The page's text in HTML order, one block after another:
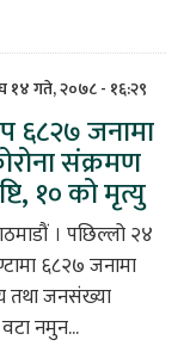
१४ गते, २०७८ - १६:२९
६८२७ जनामा
संक्रमण
१० को मृत्यु
। पछिल्लो २४
६८२७ जनामा
तथा जनसंख्या
नमुन...